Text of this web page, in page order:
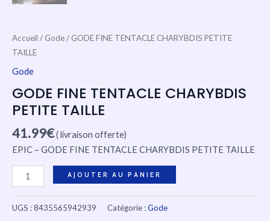
Accueil / Gode/ GODE FINE TENTACLE CHARYBDIS PETITE
TAILLE
Gode
GODE FINE TENTACLE CHARYBDIS
PETITE TAILLE
41.99€( livraison offerte)
EPIC – GODE FINE TENTACLE CHARYBDIS PETITE TAILLE
AJOUTER AU PANIER
UGS :8435565942939 Catégorie :Gode